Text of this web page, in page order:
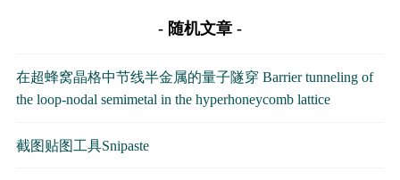
随机文章
在超蜂窝晶格中节线半金属的量子隧穿 Barrier tunneling of
the loop-nodal semimetal in the hyperhoneycomb lattice
截图贴图工具Snipaste